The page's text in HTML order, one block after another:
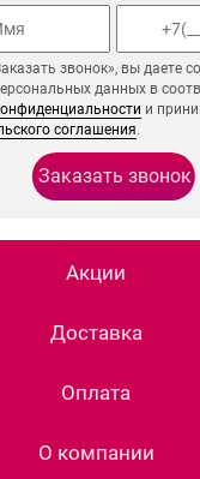
звонок», вы даете
данных в
и
соглашения.
Акции
Доставка
Оплата
О компании